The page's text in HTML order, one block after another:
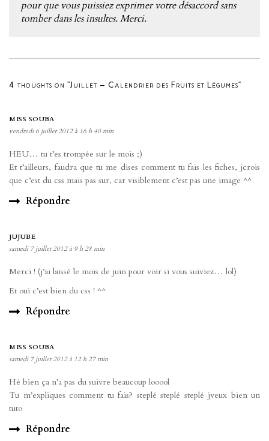
pour que vous puissiez exprimer votre désaccord sans
tomber dans les insultes. Merci.
4 thoughts on “Juillet – Calendrier des Fruits et Légumes”
MISS SOUBA
vendredi 6 juillet 2012 à 16 h 40 min
HEU… tu t’es trompée sur le mois ;)
Et t’ailleurs, faudra que tu me dises comment tu fais les fiches, jcrois
que c’est du css mais pas sur, car visiblement c’est pas une image ^^
Répondre
JUJUBE
samedi 7 juillet 2012 à 9 h 28 min
Merci ! (j’ai laissé le mois de juin pour voir si vous suiviez… lol)
Et oui c’est bien du css ! ^^
Répondre
MISS SOUBA
samedi 7 juillet 2012 à 12 h 27 min
Hé bien ça n’a pas du suivre beaucoup looool
Tu m’expliques comment tu fais? steplé steplé steplé jveux bien un
tuto
Répondre